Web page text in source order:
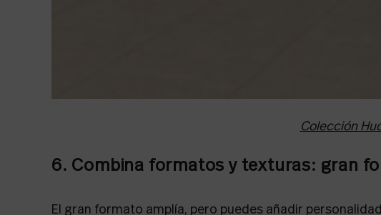
Colección
6. Combina formatos y texturas: gran
El gran formato amplía, pero puedes añadir